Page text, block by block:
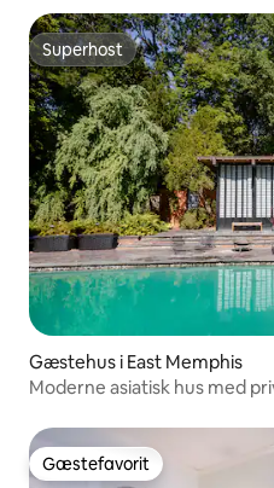
Superhost
Superhost
Gæstehus i East Memphis
Moderne asiatisk hus med
Gæstefavorit
Gæstefavorit